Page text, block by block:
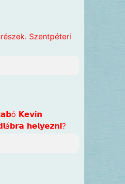
Szentpéteri
𝗞𝗲𝘃𝗶𝗻
𝗵𝗲𝗹𝘆𝗲𝘇𝗻𝗶?